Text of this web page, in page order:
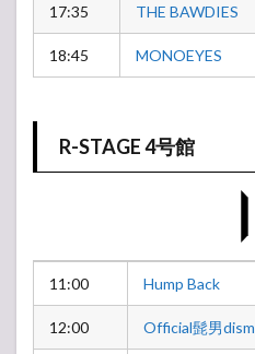
17:35 THE BAWDIES
18:45 MONOEYES
R-STAGE 4号館
11:00 Hump Back
12:00 Official髭男dism